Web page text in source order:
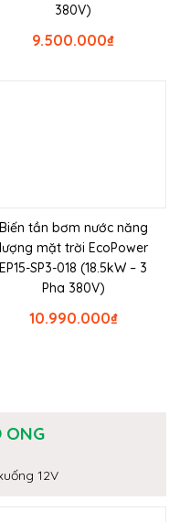
380V)
₫
9.500.000
Biến tần bơm nước năng
lượng mặt trời EcoPower
EP15-SP3-018 (18.5kW – 3
Pha 380V)
₫
10.990.000
ONG
12V